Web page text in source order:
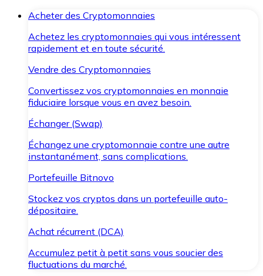
Acheter des Cryptomonnaies
Achetez les cryptomonnaies qui vous intéressent
rapidement et en toute sécurité.
Vendre des Cryptomonnaies
Convertissez vos cryptomonnaies en monnaie
fiduciaire lorsque vous en avez besoin.
Échanger (Swap)
Échangez une cryptomonnaie contre une autre
instantanément, sans complications.
Portefeuille Bitnovo
Stockez vos cryptos dans un portefeuille auto-
dépositaire.
Achat récurrent (DCA)
Accumulez petit à petit sans vous soucier des
fluctuations du marché.